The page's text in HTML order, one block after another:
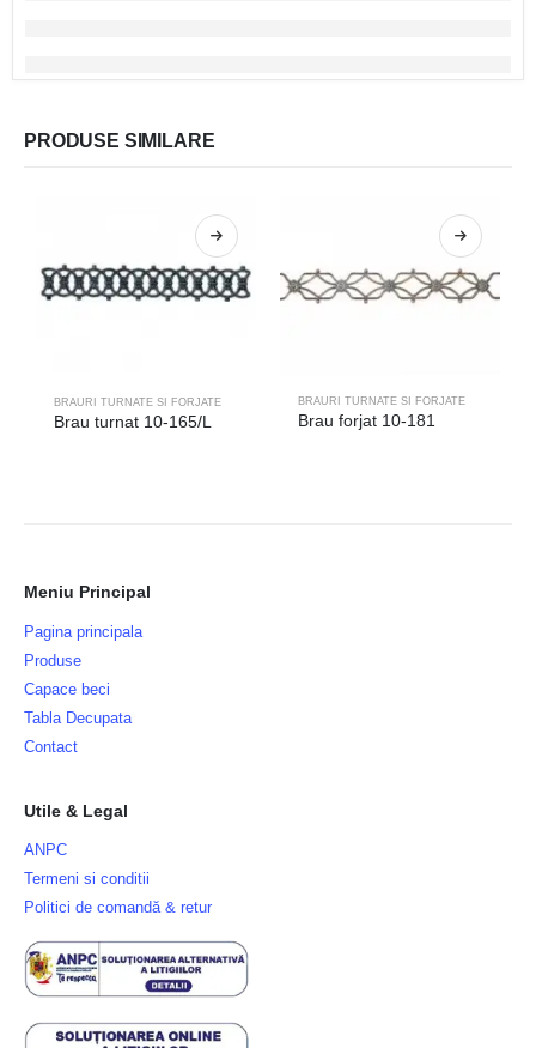
PRODUSE SIMILARE
BRAURI TURNATE SI FORJATE
Brau turnat 10-165/L
BRAURI TURNATE SI FORJATE
Brau forjat 10-181
Meniu Principal
Pagina principala
Produse
Capace beci
Tabla Decupata
Contact
Utile & Legal
ANPC
Termeni si conditii
Politici de comandă & retur